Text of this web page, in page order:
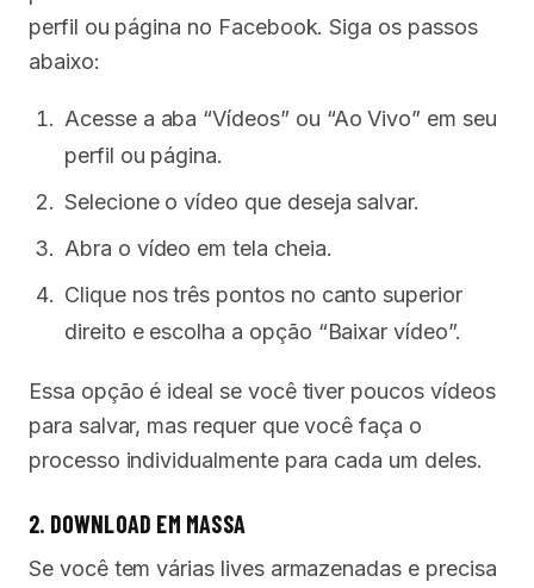
perfil ou página no Facebook. Siga os passos
abaixo:
Acesse a aba “Vídeos” ou “Ao Vivo” em seu
perfil ou página.
Selecione o vídeo que deseja salvar.
Abra o vídeo em tela cheia.
Clique nos três pontos no canto superior
direito e escolha a opção “Baixar vídeo”.
Essa opção é ideal se você tiver poucos vídeos
para salvar, mas requer que você faça o
processo individualmente para cada um deles.
2. DOWNLOAD EM MASSA
Se você tem várias lives armazenadas e precisa